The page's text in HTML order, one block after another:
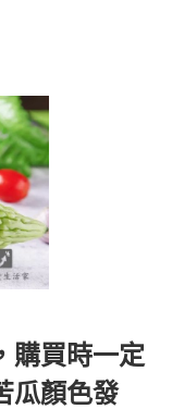
購買時一定
瓜顏色發